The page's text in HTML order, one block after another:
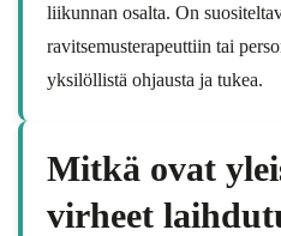
liikunnan osalta. On
ravitsemusterapeuttiin tai
yksilöllistä ohjausta ja tukea.
Mitkä ovat
virheet